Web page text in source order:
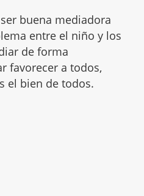
buena mediadora
entre el niño y los
de forma
favorecer a todos,
el bien de todos.